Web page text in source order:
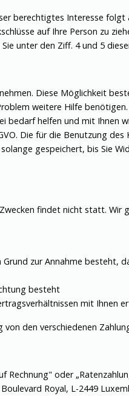
berechtigtes Interesse
auf Ihre Person zu
unter den Ziff. 4 und 5
Diese Möglichkeit
weitere Hilfe
bedarf helfen und mit Ihnen
Die für die Benutzung
gespeichert, bis Sie
findet nicht statt. Wir
zur Annahme besteht,
besteht
mit Ihnen
den verschiedenen
oder
Royal, L-2449